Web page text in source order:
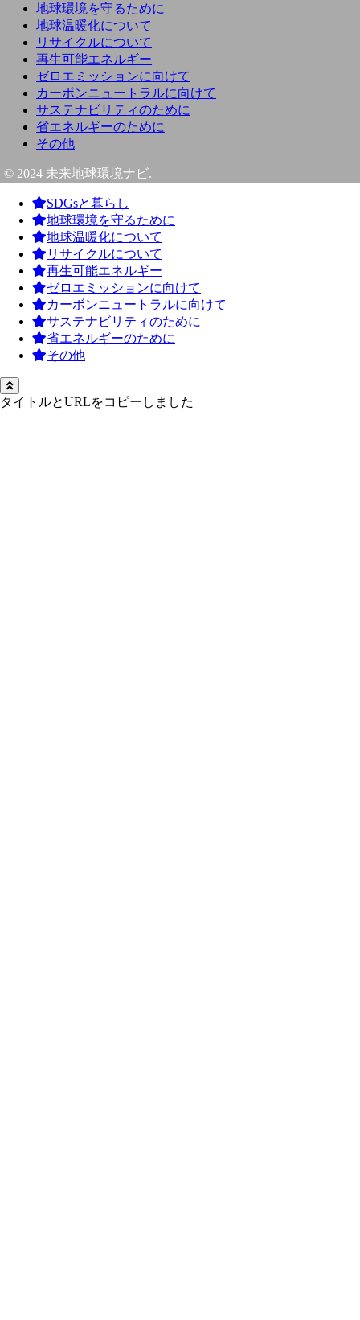
地球環境を守るために
地球温暖化について
リサイクルについて
再生可能エネルギー
ゼロエミッションに向けて
カーボンニュートラルに向けて
サステナビリティのために
省エネルギーのために
その他
© 2024 未来地球環境ナビ.
SDGsと暮らし
地球環境を守るために
地球温暖化について
リサイクルについて
再生可能エネルギー
ゼロエミッションに向けて
カーボンニュートラルに向けて
サステナビリティのために
省エネルギーのために
その他
タイトルとURLをコピーしました